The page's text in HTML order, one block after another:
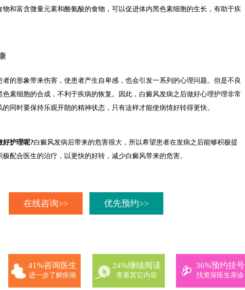
物和富含微量元素和酪氨酸的食物，可以促进体内黑色素细胞的生长，有助于疾
形象带来伤害，使患者产生自卑感，也会引发一系列的心理问题。但是不良
色素细胞的合成，不利于疾病的恢复。因此，白癜风发病之后做好心理护理非常
同时要保持乐观开朗的精神状态，只有这样才能使病情好转得更快。
好护理呢?白癜风发病后带来的危害很大，所以希望患者在发病之后能够积极提
配合医生的治疗，以更快的好转，减少白癜风带来的危害。
在线咨询>> 优先预约>>
41%咨询医生
进一步了解疾病
24%继续阅读
查看其它内容
36%预约挂号
找资深医生亲诊